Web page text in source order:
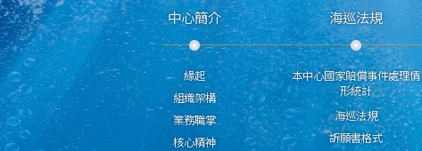
中心簡介
緣起
組織架構
業務職掌
核心精神
海巡法規
本中心國家賠償事件處理情
形統計
海巡法規
訴願書格式